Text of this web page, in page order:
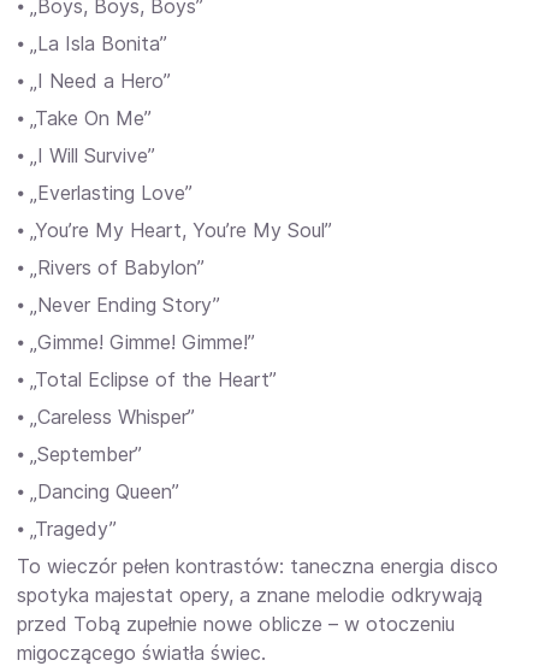
⦁ „Boys, Boys, Boys”
⦁ „La Isla Bonita”
⦁ „I Need a Hero”
⦁ „Take On Me”
⦁ „I Will Survive”
⦁ „Everlasting Love”
⦁ „You’re My Heart, You’re My Soul”
⦁ „Rivers of Babylon”
⦁ „Never Ending Story”
⦁ „Gimme! Gimme! Gimme!”
⦁ „Total Eclipse of the Heart”
⦁ „Careless Whisper”
⦁ „September”
⦁ „Dancing Queen”
⦁ „Tragedy”
To wieczór pełen kontrastów: taneczna energia disco
spotyka majestat opery, a znane melodie odkrywają
przed Tobą zupełnie nowe oblicze – w otoczeniu
migoczącego światła świec.